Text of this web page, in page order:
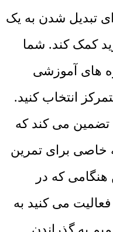
تبدیل شدن به یک
کمک کند. شما
های آموزشی
انتخاب کنید.
تضمین می کند که
خاصی برای تمرین
هنگامی که در
می کنید به